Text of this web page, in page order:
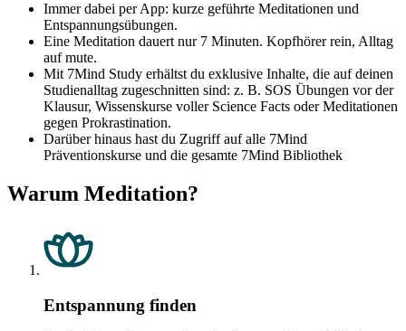
Immer dabei per App: kurze geführte Meditationen und
Entspannungsübungen.
Eine Meditation dauert nur 7 Minuten. Kopfhörer rein, Alltag
auf mute.
Mit 7Mind Study erhältst du exklusive Inhalte, die auf deinen
Studienalltag zugeschnitten sind: z. B. SOS Übungen vor der
Klausur, Wissenskurse voller Science Facts oder Meditationen
gegen Prokrastination.
Darüber hinaus hast du Zugriff auf alle 7Mind
Präventionskurse und die gesamte 7Mind Bibliothek
Warum Meditation?
Entspannung finden